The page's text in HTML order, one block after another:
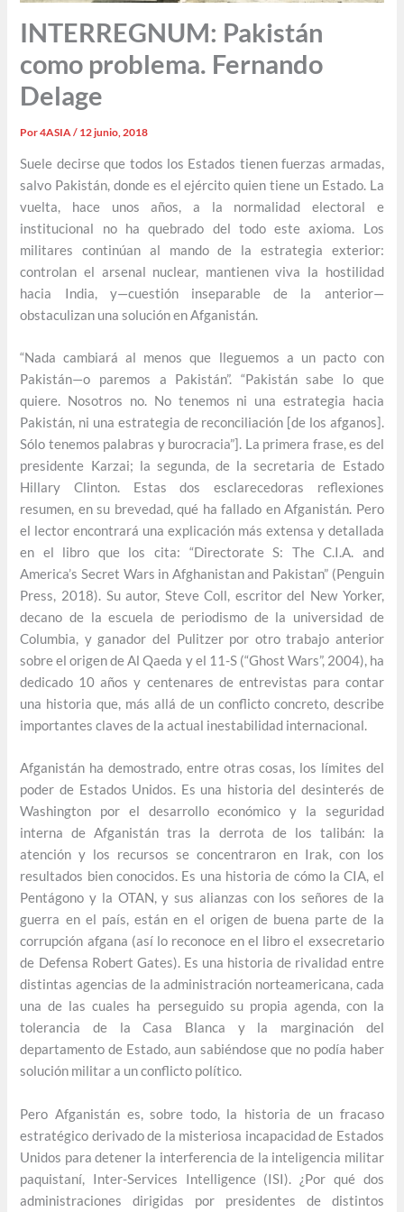
INTERREGNUM: Pakistán
como problema. Fernando
Delage
Por4ASIA/ 12 junio, 2018
Suele decirse que todos los Estados tienen fuerzas armadas,
salvo Pakistán, donde es el ejército quien tiene un Estado. La
vuelta, hace unos años, a la normalidad electoral e
institucional no ha quebrado del todo este axioma. Los
militares continúan al mando de la estrategia exterior:
controlan el arsenal nuclear, mantienen viva la hostilidad
hacia India, y—cuestión inseparable de la anterior—
obstaculizan una solución en Afganistán.
“Nada cambiará al menos que lleguemos a un pacto con
Pakistán—o paremos a Pakistán”. “Pakistán sabe lo que
quiere. Nosotros no. No tenemos ni una estrategia hacia
Pakistán, ni una estrategia de reconciliación [de los afganos].
Sólo tenemos palabras y burocracia”]. La primera frase, es del
presidente Karzai; la segunda, de la secretaria de Estado
Hillary Clinton. Estas dos esclarecedoras reflexiones
resumen, en su brevedad, qué ha fallado en Afganistán. Pero
el lector encontrará una explicación más extensa y detallada
en el libro que los cita: “Directorate S: The C.I.A. and
America’s Secret Wars in Afghanistan and Pakistan” (Penguin
Press, 2018). Su autor, Steve Coll, escritor del New Yorker,
decano de la escuela de periodismo de la universidad de
Columbia, y ganador del Pulitzer por otro trabajo anterior
sobre el origen de Al Qaeda y el 11-S (“Ghost Wars”, 2004), ha
dedicado 10 años y centenares de entrevistas para contar
una historia que, más allá de un conflicto concreto, describe
importantes claves de la actual inestabilidad internacional.
Afganistán ha demostrado, entre otras cosas, los límites del
poder de Estados Unidos. Es una historia del desinterés de
Washington por el desarrollo económico y la seguridad
interna de Afganistán tras la derrota de los talibán: la
atención y los recursos se concentraron en Irak, con los
resultados bien conocidos. Es una historia de cómo la CIA, el
Pentágono y la OTAN, y sus alianzas con los señores de la
guerra en el país, están en el origen de buena parte de la
corrupción afgana (así lo reconoce en el libro el exsecretario
de Defensa Robert Gates). Es una historia de rivalidad entre
distintas agencias de la administración norteamericana, cada
una de las cuales ha perseguido su propia agenda, con la
tolerancia de la Casa Blanca y la marginación del
departamento de Estado, aun sabiéndose que no podía haber
solución militar a un conflicto político.
Pero Afganistán es, sobre todo, la historia de un fracaso
estratégico derivado de la misteriosa incapacidad de Estados
Unidos para detener la interferencia de la inteligencia militar
paquistaní, Inter-Services Intelligence (ISI). ¿Por qué dos
administraciones dirigidas por presidentes de distintos